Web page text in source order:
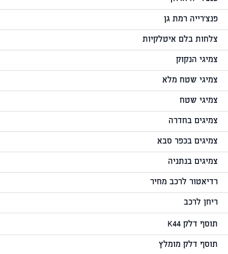
פנצ'רייה רמת גן
צלחות בלם איטלקיות
צמיגי הנקוק
צמיגי שטח מלא
צמיגי שטח
צמיגים בחדרה
צמיגים בכפר סבא
צמיגים בנתניה
רדיאטור לרכב מחיר
ריחן לרכב
תוסף דלק K44
תוסף דלק מומלץ